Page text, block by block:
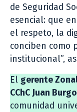
de Seguridad
esencial: que
el respeto, la
conciben como
institucional”,
El gerente
CChC Juan
comunidad